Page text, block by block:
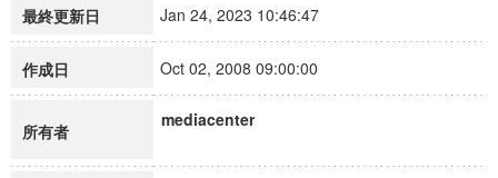
最終更新日 Jan 24, 2023 10:46:47
作成日 Oct 02, 2008 09:00:00
所有者
mediacenter